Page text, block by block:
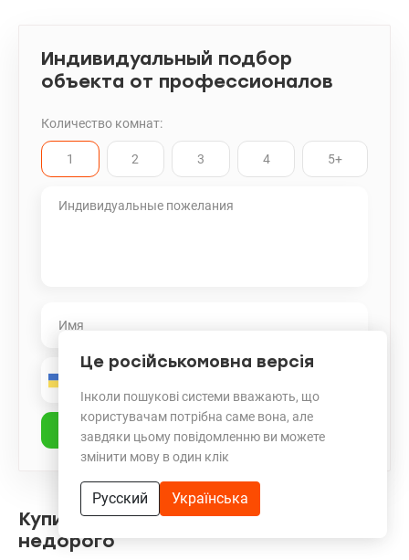
Индивидуальный подбор
объекта от профессионалов
Количество комнат:
1 2 3 4 5+
Купить квартиру на Ревуцкого
недорого
Це російськомовна версія
Інколи пошукові системи вважають, що
користувачам потрібна саме вона, але
завдяки цьому повідомленню ви можете
змінити мову в один клік
Русский Українська